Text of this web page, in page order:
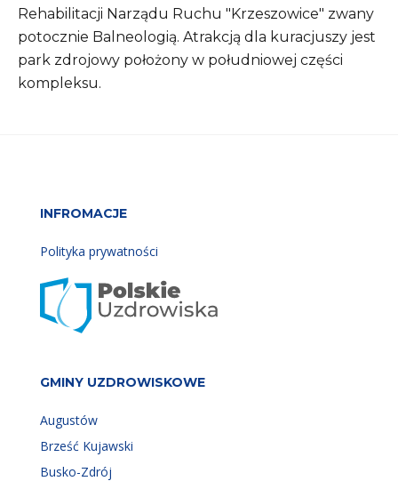
Rehabilitacji Narządu Ruchu "Krzeszowice" zwany
potocznie Balneologią. Atrakcją dla kuracjuszy jest
park zdrojowy położony w południowej części
kompleksu.
INFROMACJE
Polityka prywatności
GMINY UZDROWISKOWE
Augustów
Brześć Kujawski
Busko-Zdrój